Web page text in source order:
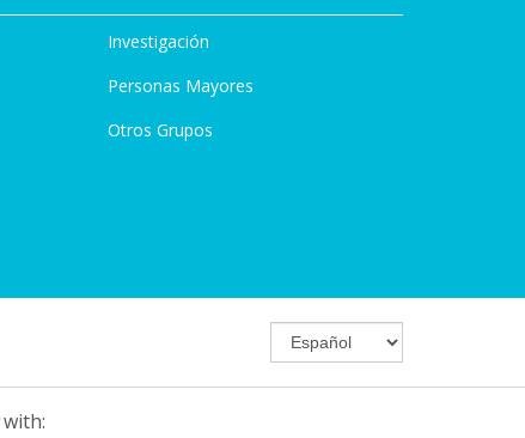
Investigación
Personas Mayores
Otros Grupos